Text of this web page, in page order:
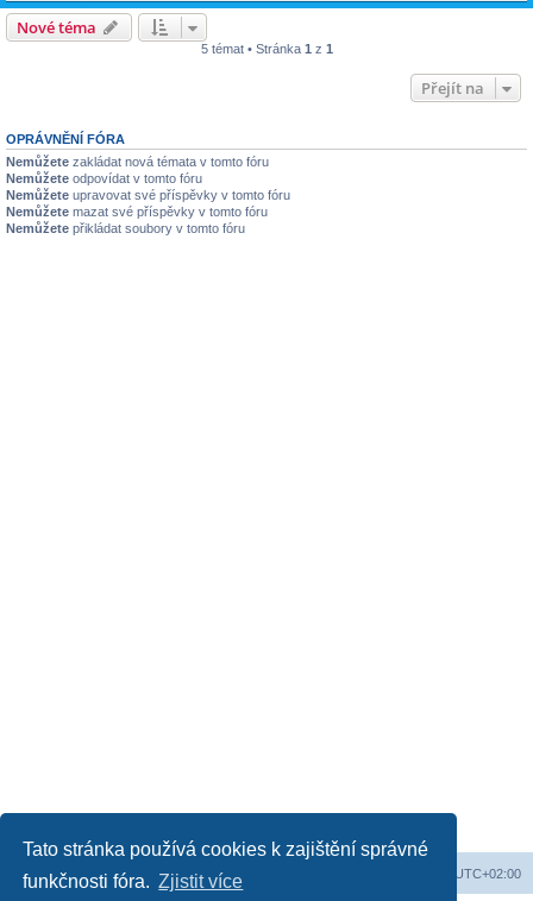
Tato stránka používá cookies k zajištění správné
funkčnosti fóra. Zjistit více
Nové téma
5 témat • Stránka 1 z 1
Přejít na
OPRÁVNĚNÍ FÓRA
Nemůžete zakládat nová témata v tomto fóru
Nemůžete odpovídat v tomto fóru
Nemůžete upravovat své příspěvky v tomto fóru
Nemůžete mazat své příspěvky v tomto fóru
Nemůžete přikládat soubory v tomto fóru
Obsah fóra UTC+02:00